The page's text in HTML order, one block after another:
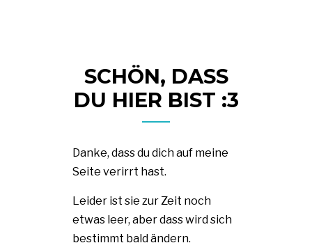
SCHÖN, DASS
DU HIER BIST :3
Danke, dass du dich auf meine
Seite verirrt hast.
Leider ist sie zur Zeit noch
etwas leer, aber dass wird sich
bestimmt bald ändern.